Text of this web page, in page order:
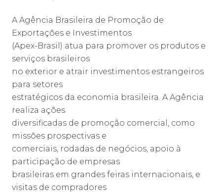
A Agência Brasileira de Promoção de
Exportações e Investimentos
(Apex-Brasil) atua para promover os produtos e
serviços brasileiros
no exterior e atrair investimentos estrangeiros
para setores
estratégicos da economia brasileira. A Agência
realiza ações
diversificadas de promoção comercial, como
missões prospectivas e
comerciais, rodadas de negócios, apoio à
participação de empresas
brasileiras em grandes feiras internacionais, e
visitas de compradores